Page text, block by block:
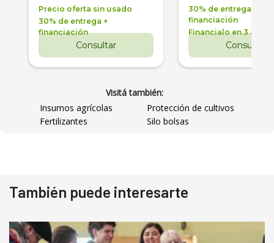
Precio oferta sin usado
30% de entrega +
financiación
Consultar
30% de entrega +
financiación
Financialo en 3 años
Consultar
Visitá también:
Insumos agrícolas
Protección de cultivos
Fertilizantes
Silo bolsas
También puede interesarte